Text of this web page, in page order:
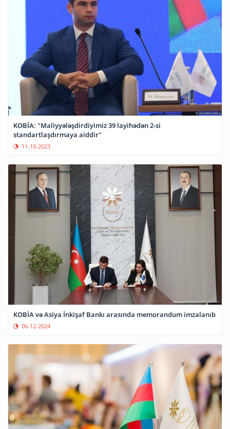
KOBİA: "Maliyyələşdirdiyimiz 39 layihədən 2-si
standartlaşdırmaya aiddir"
11-10-2023
KOBİA və Asiya İnkişaf Bankı arasında memorandum imzalanıb
06-12-2024